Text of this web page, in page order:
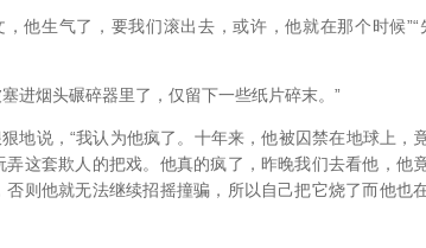
生气了，要我们滚出去，或许，他就在那个时候”“
烟头碾碎器里了，仅留下一些纸片碎末。”
说，“我认为他疯了。十年来，他被囚禁在地球上，
这套欺人的把戏。他真的疯了，昨晚我们去看他，他
则他就无法继续招摇撞骗，所以自己把它烧了而他也